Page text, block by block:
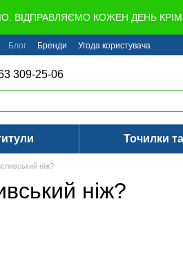
ВІДПРАВЛЯЄМО КОЖЕН ДЕНЬ
Блог Бренди Угода користувача
309-25-06
Точилки
ніж?
ніж?